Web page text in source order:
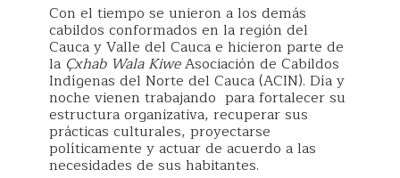
Con el tiempo se unieron a los demás
cabildos conformados en la región del
Cauca y Valle del Cauca e hicieron parte de
la Çxhab Wala KiweAsociación de Cabildos
Indígenas del Norte del Cauca (ACIN). Día y
noche vienen trabajando para fortalecer su
estructura organizativa, recuperar sus
prácticas culturales, proyectarse
políticamente y actuar de acuerdo a las
necesidades de sus habitantes.